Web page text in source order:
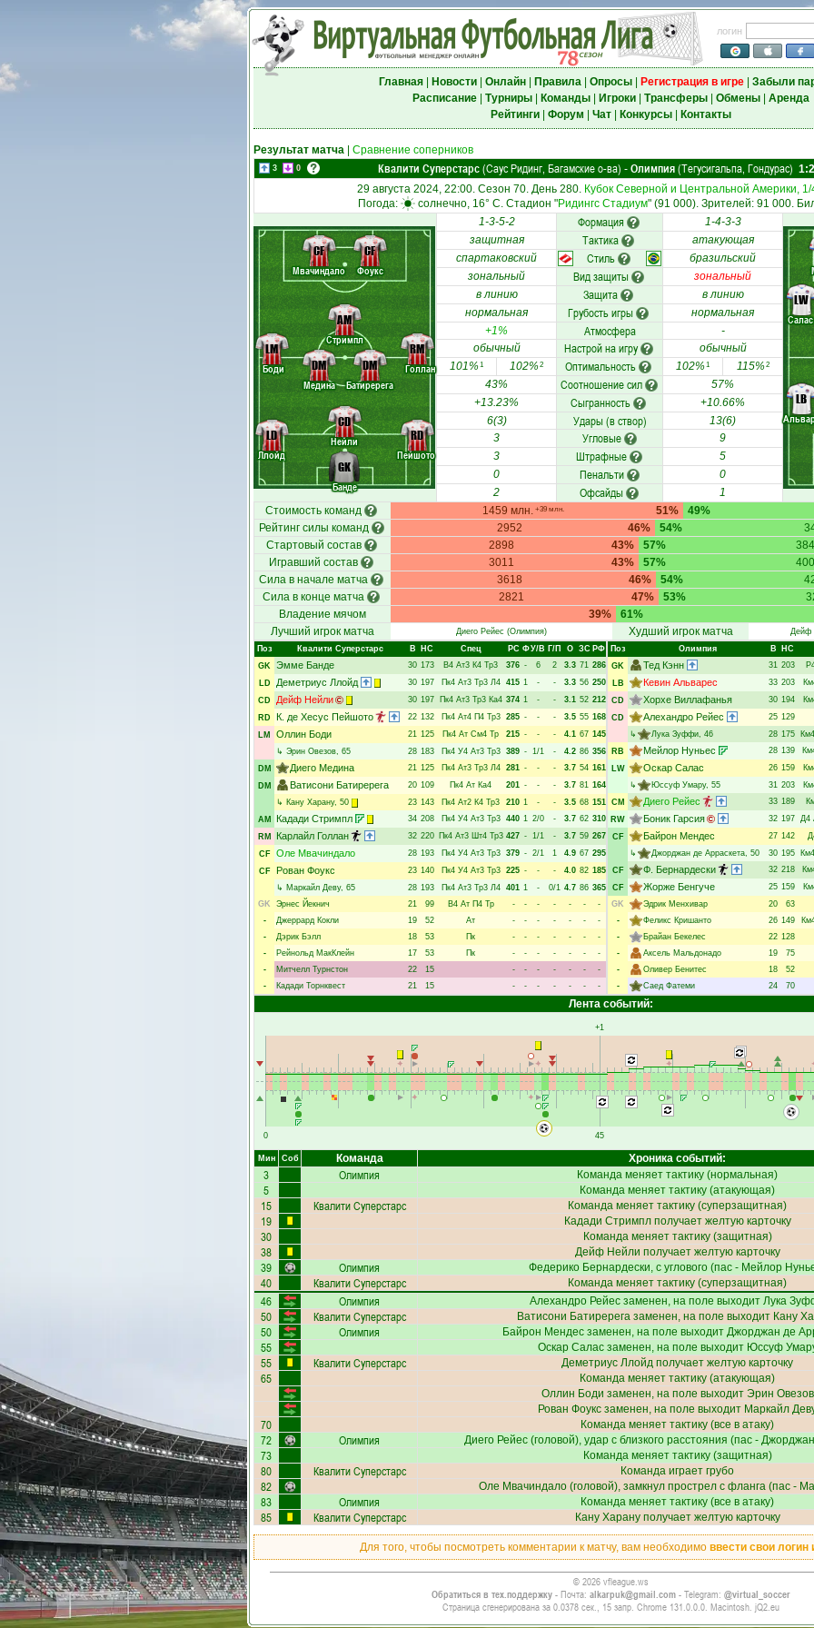
логин
Главная| Новости| Онлайн| Правила| Опросы| Регистрация в игре| Забыли
Расписание| Турниры| Команды| Игроки| Трансферы| Обмены| Аренда
Рейтинги| Форум Чат| Конкурсы| Контакты
Результат матча Сравнение соперников
3 0 Квалити Суперстарс(Саус Ридинг, Багамские о-ва) - Олимпия(Тегусигальпа, Гондурас) 1:2
29 августа 2024, 22:00. Сезон 70. День 280. Кубок Северной и Центральной Америки,
Погода:
солнечно, 16° C. Стадион "Ридингс Стадиум" (91 000). Зрителей: 91 000.
Банде
Ллойд
Нейли
Пейшото
Боди
Медина
Батиререга
Стримпл
Голлан
Мвачиндало Фоукс
GK
LD
CD
RD
LM
DM
DM
AM
RM
CF CF
1-3-5-2 Формация 1-4-3-3
Салас
LB
LW
защитная Тактика
атакующая
спартаковский
Стиль
бразильский
зональный
Вид защиты
зональный
в линию
Защита
в линию
нормальная
Грубость игры
нормальная
+1%
Атмосфера
-
обычный
Настрой на игру
обычный
101%1 102%2 Оптимальность 102%1 115%2
43% Соотношение сил
57%
+13.23%
Сыгранность
+10.66%
6(3)
Удары (в створ)
13(6)
3
Угловые
9
3
Штрафные
5
0
Пенальти
0
2
Офсайды
1
Стоимость команд
1459 млн. +39 млн. 51%
49%
Рейтинг силы команд
2952 46%
54%
Стартовый состав
2898 43%
57%
Игравший состав
3011 43%
57%
Сила в начале матча
3618 46%
54%
Сила в конце матча
2821 47%
53%
Владение мячом
39%
61%
Лучший игрок матча
Диего Рейес (Олимпия) Худший игрок матча
Дейф
Поз
Квалити Суперстарс В НC Спец РC ФУ/В Г/П О ЗС РФ
GK Эмме Банде 30 173 В4 Ат3 К4 Тр3 376 - 6 2 3.3 71 286
LD
Деметриус Ллойд 30 197 Пк4 Ат3 Тр3 Л4 415 1 - - 3.3 56 250
CD
Дейф Нейли 30 197 Пк4 Ат3 Тр3 Ка4 374 1 - - 3.1 52 212
RD К. де Хесус Пейшото 22 132 Пк4 Ат4 П4 Тр3 285 - - - 3.5 55 168
LM
Оллин Боди 21 125 Пк4 Ат См4 Тр 215 - - - 4.1 67 145
↳ Эрин Овезов, 65 28 183 Пк4 У4 Ат3 Тр3 389 - 1/1 - 4.2 86 356
DM
Диего Медина 21 125 Пк4 Ат3 Тр3 Л4 281 - - - 3.7 54 161
DM
Ватисони Батиререга 20 109 Пк4 Ат Ка4 201 - - - 3.7 81 164
↳ Кану Харану, 50 23 143 Пк4 Ат2 К4 Тр3 210 1 - - 3.5 68 151
AM
Кадади Стримпл 34 208 Пк4 У4 Ат3 Тр3 440 1 2/0 - 3.7 62 310
RM
Карлайл Голлан 32 220 Пк4 Ат3 Шт4 Тр3 427 - 1/1 - 3.7 59 267
CF
Оле Мвачиндало 28 193 Пк4 У4 Ат3 Тр3 379 - 2/1 1 4.9 67 295
CF
Рован Фоукс 23 140 Пк4 У4 Ат3 Тр3 225 - - - 4.0 82 185
↳ Маркайл Деву, 65 28 193 Пк4 Ат3 Тр3 Л4 401 1 - 0/1 4.7 86 365
GK
Эрнес Йекнич 21 99 В4 Ат П4 Тр - - - - - -
-
-
Джеррард Кокли 19 52 Ат - - - - - -
-
-
Дэрик Бэлл 18 53 Пк - - - - - -
-
-
Рейнольд МакКлейн 17 53 Пк - - - - - -
-
-
Митчелл Турнстон 22 15 - - - - - -
-
-
Кадади Торнквест 21 15 - - - - - - -
Поз Олимпия В
НC
GK
Тед Кэнн 31 203
LB
Кевин Альварес 33 203
CD
Хорхе Виллафанья 30 194
CD
Алехандро Рейес 25 129
↳
Лука Зуффи, 46 28 175
Км4
RB
Мейлор Нуньес 28 139
LW
Оскар Салас 26 159
↳
Юссуф Умару, 55 31 203
CM
Диего Рейес 33 189
RW
Боник Гарсия 32 197 Д4
CF
Байрон Мендес 27 142
↳
Джорджан де Арраскета, 50 30 195
Км4
CF
Ф. Бернардески 32 218
CF
Жорже Бенгуче 25 159
GK
Эдрик Менхивар 20
63
-
Феликс Кришанто 26 149
-
Брайан Бекелес 22 128
-
Аксель Мальдонадо 19
75
-
Оливер Бенитес 18
52
-
Саед Фатеми 24 70
Лента событий:
0
+1
45
Мин Соб Команда Хроника событий:
3 Олимпия Команда меняет тактику (нормальная)
5 Команда меняет тактику (атакующая)
15 Квалити Суперстарс Команда меняет тактику (суперзащитная)
19 Кадади Стримплполучает желтую карточку
30 Команда меняет тактику (защитная)
38 Дейф Нейли получает желтую карточку
39 Олимпия Федерико Бернардески, с углового (пас - Мейлор
40 Квалити Суперстарс Команда меняет тактику (суперзащитная)
46 Олимпия Алехандро Рейесзаменен, на поле выходит Лука
50 Квалити Суперстарс Ватисони Батиререгазаменен, на поле выходит Кану
50 Олимпия Байрон Мендесзаменен, на поле выходит Джорджан де
55 Оскар Саласзаменен, на поле выходит Юссуф
55 Квалити Суперстарс Деметриус Ллойд получает желтую карточку
65
Команда меняет тактику (атакующая)
Оллин Боди заменен, на поле выходит Эрин Овезов
Рован Фоукс заменен, на поле выходит Маркайл
70 Команда меняет тактику (все в атаку)
72 Олимпия Диего Рейес(головой), удар с близкого расстояния (пас -
73 Команда меняет тактику (защитная)
80 Квалити Суперстарс Команда играет грубо
82 Оле Мвачиндало (головой), замкнул прострел с фланга (пас -
83 Олимпия Команда меняет тактику (все в атаку)
85 Квалити Суперстарс Кану Харануполучает желтую карточку
Для того, чтобы посмотреть комментарии к матчу, вам необходимо ввести свои логин
© 2026 vfleague.ws
Обратиться в тех.поддержку- Почта: alkarpuk@gmail.com- Telegram: @virtual_soccer
Страница сгенерирована за 0.0378 сек., 15 запр. Chrome 131.0.0.0. Macintosh. jQ2.eu